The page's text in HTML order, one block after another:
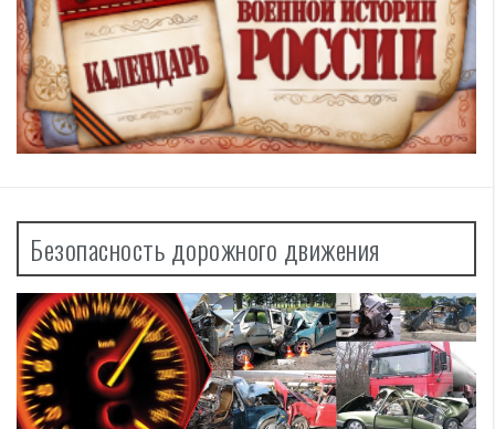
Безопасность дорожного движения